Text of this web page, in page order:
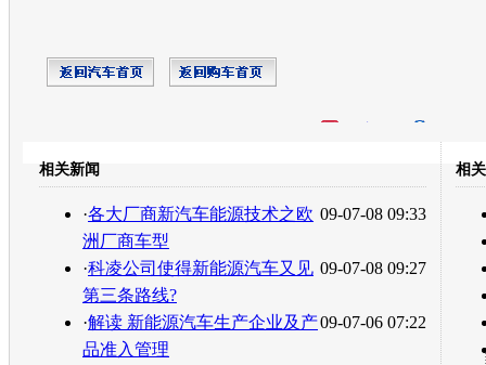
转发至：
相关新闻
09-07-08 09:33
·各大厂商新汽车能源技术之欧
洲厂商车型
09-07-08 09:27
·科凌公司使得新能源汽车又见
第三条路线?
09-07-06 07:22
·解读 新能源汽车生产企业及产
品准入管理
相